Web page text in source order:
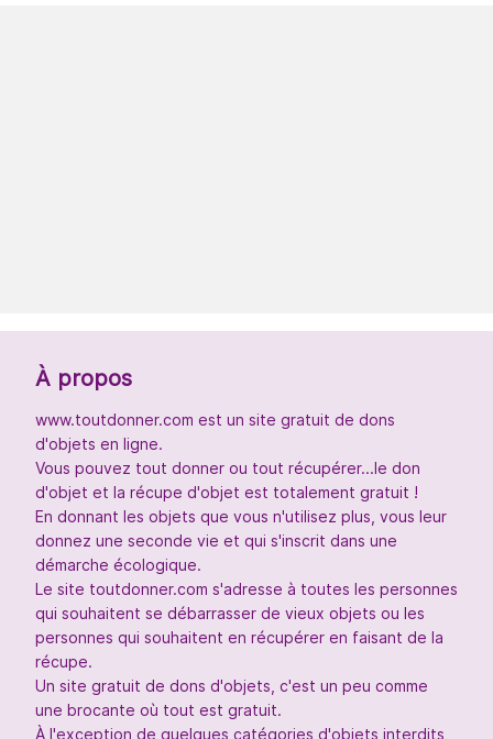
À propos
www.toutdonner.com est un site gratuit de dons
d'objets en ligne.
Vous pouvez tout donner ou tout récupérer...le don
d'objet et la récupe d'objet est totalement gratuit !
En donnant les objets que vous n'utilisez plus, vous leur
donnez une seconde vie et qui s'inscrit dans une
démarche écologique.
Le site toutdonner.com s'adresse à toutes les personnes
qui souhaitent se débarrasser de vieux objets ou les
personnes qui souhaitent en récupérer en faisant de la
récupe.
Un site gratuit de dons d'objets, c'est un peu comme
une brocante où tout est gratuit.
À l'exception de quelques catégories d'objets interdits,